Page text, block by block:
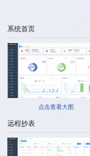
系统首页
点击查看大图
远程抄表